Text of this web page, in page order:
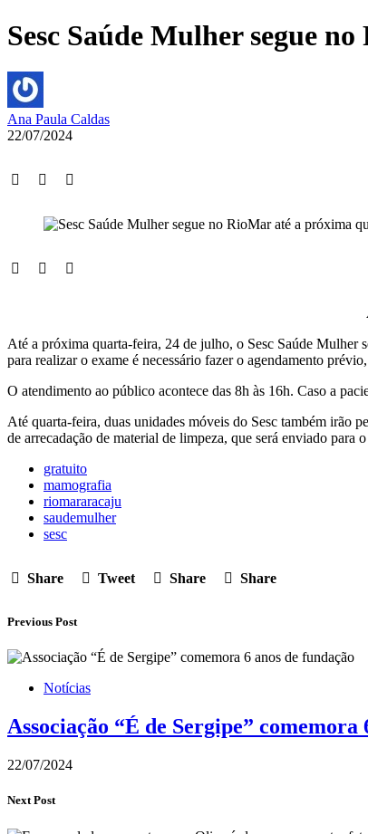
Sesc Saúde Mulher segue
Ana Paula Caldas
22/07/2024
Até a próxima quarta-feira, 24 de julho, o Sesc Saúde Mulher
para realizar o exame é necessário fazer o agendamento
O atendimento ao público acontece das 8h às 16h. Caso a
Até quarta-feira, duas unidades móveis do Sesc também irão
de arrecadação de material de limpeza, que será enviado para
gratuito
mamografia
riomararacaju
saudemulher
sesc
Share Tweet Share Share
Previous Post
Notícias
Associação “É de Sergipe” comemora
22/07/2024
Next Post